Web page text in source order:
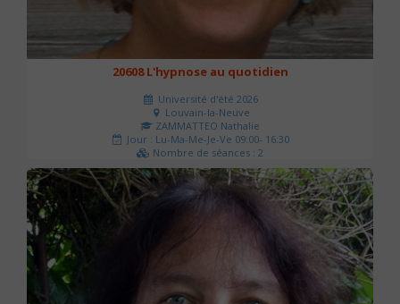
20608 L'hypnose au quotidien
Université d'été 2026
Louvain-la-Neuve
ZAMMATTEO Nathalie
Jour : Lu-Ma-Me-Je-Ve 09:00- 16:30
Nombre de séances : 2
140 €